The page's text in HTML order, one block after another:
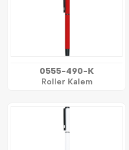
0555-490-K
Roller Kalem